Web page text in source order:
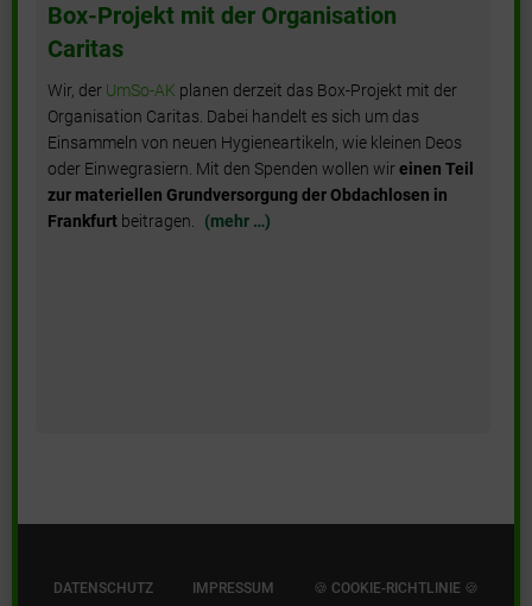
Box-Projekt mit der Organisation
Caritas
Wir, der UmSo-AK planen derzeit das Box-Projekt mit der
Organisation Caritas. Dabei handelt es sich um das
Einsammeln von neuen Hygieneartikeln, wie kleinen Deos
oder Einwegrasiern. Mit den Spenden wollen wireinen Teil
zur materiellen Grundversorgung der Obdachlosen in
Frankfurt beitragen. (mehr …)
DATENSCHUTZ IMPRESSUM 🍪 COOKIE-RICHTLINIE 🍪